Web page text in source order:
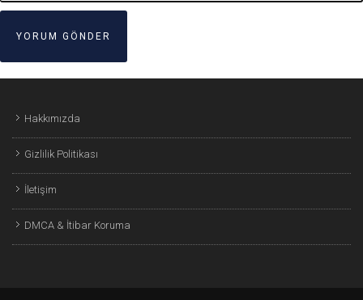
Hakkımızda
Gizlilik Politikası
İletişim
DMCA & İtibar Koruma